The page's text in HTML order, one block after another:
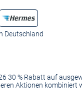
Deutschland
30 % Rabatt auf
Aktionen